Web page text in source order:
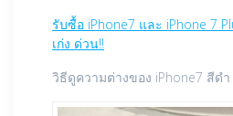
รับซื้อ iPhone7 และ iPhone 7
เก่ง ด่วน!!
วิธีดูความต่างของ iPhone7 สีดำ